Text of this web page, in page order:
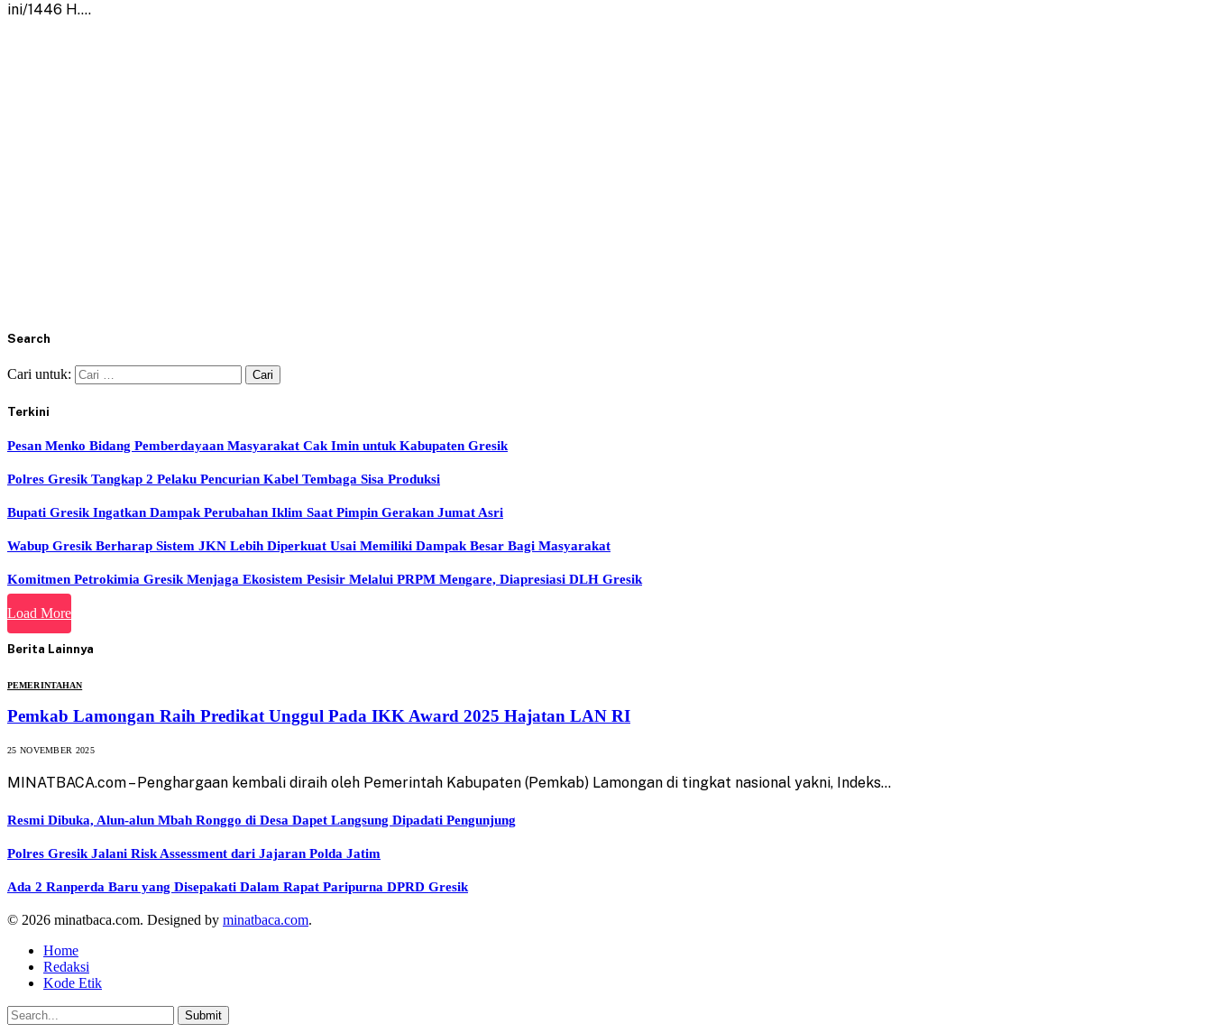
ini/1446 H.…
Search
Cari untuk:
Terkini
Pesan Menko Bidang Pemberdayaan Masyarakat Cak Imin untuk Kabupaten Gresik
Polres Gresik Tangkap 2 Pelaku Pencurian Kabel Tembaga Sisa Produksi
Bupati Gresik Ingatkan Dampak Perubahan Iklim Saat Pimpin Gerakan Jumat Asri
Wabup Gresik Berharap Sistem JKN Lebih Diperkuat Usai Memiliki Dampak Besar Bagi Masyarakat
Komitmen Petrokimia Gresik Menjaga Ekosistem Pesisir Melalui PRPM Mengare, Diapresiasi DLH Gresik
Load More
Berita Lainnya
PEMERINTAHAN
Pemkab Lamongan Raih Predikat Unggul Pada IKK Award 2025 Hajatan LAN RI
25 NOVEMBER 2025
MINATBACA.com – Penghargaan kembali diraih oleh Pemerintah Kabupaten (Pemkab) Lamongan di tingkat nasional yakni, Indeks…
Resmi Dibuka, Alun-alun Mbah Ronggo di Desa Dapet Langsung Dipadati Pengunjung
Polres Gresik Jalani Risk Assessment dari Jajaran Polda Jatim
Ada 2 Ranperda Baru yang Disepakati Dalam Rapat Paripurna DPRD Gresik
© 2026 minatbaca.com. Designed by minatbaca.com.
Home
Redaksi
Kode Etik
Submit